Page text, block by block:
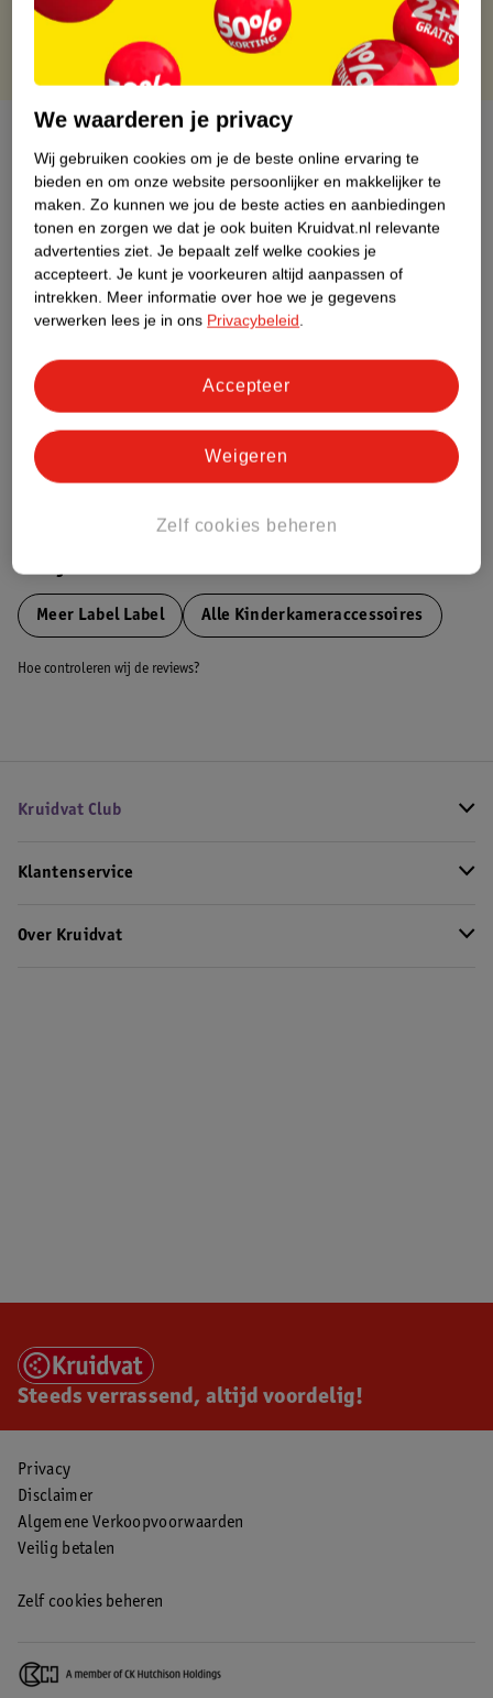
Over dit product
Productinformatie
Etiketinformatie
Nature Impact Score
Meer informatie
Bestel & Bezorginformatie
Bekijk ook
Meer Label Label Alle Kinderkameraccessoires
Hoe controleren wij de reviews?
Kruidvat Club
Klantenservice
Over Kruidvat
Steeds verrassend, altijd voordelig!
Privacy
Disclaimer
Algemene Verkoopvoorwaarden
Veilig betalen
Zelf cookies beheren
We waarderen je privacy
Wij gebruiken cookies om je de beste online ervaring te
bieden en om onze website persoonlijker en makkelijker te
maken. Zo kunnen we jou de beste acties en aanbiedingen
tonen en zorgen we dat je ook buiten Kruidvat.nl relevante
advertenties ziet. Je bepaalt zelf welke cookies je
accepteert. Je kunt je voorkeuren altijd aanpassen of
intrekken. Meer informatie over hoe we je gegevens
verwerken lees je in ons Privacybeleid.
Zelf cookies beheren
Weigeren
Accepteer